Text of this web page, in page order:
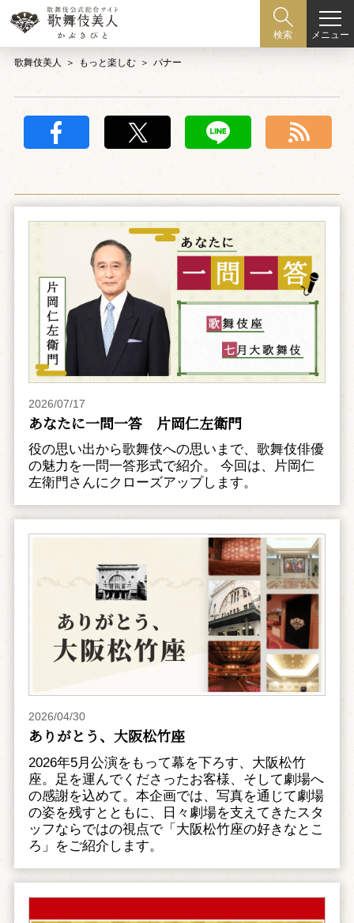
検索 メニュー
歌舞伎美人 もっと楽しむ バナー
2026/07/17
あなたに一問一答 片岡仁左衛門
役の思い出から歌舞伎への思いまで、歌舞伎俳優
の魅力を一問一答形式で紹介。 今回は、片岡仁
左衛門さんにクローズアップします。
2026/04/30
ありがとう、大阪松竹座
2026年5月公演をもって幕を下ろす、大阪松竹
座。足を運んでくださったお客様、そして劇場へ
の感謝を込めて。本企画では、写真を通じて劇場
の姿を残すとともに、日々劇場を支えてきたスタ
ッフならではの視点で「大阪松竹座の好きなとこ
ろ」をご紹介します。